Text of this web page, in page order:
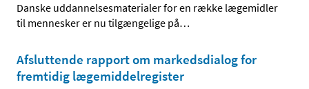
Danske uddannelsesmaterialer for en række lægemidler
til mennesker er nu tilgængelige på…
Afsluttende rapport om markedsdialog for
fremtidig lægemiddelregister